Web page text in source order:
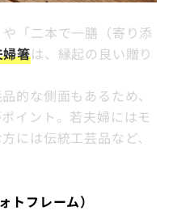
「二本で一膳（寄り添
婦箸は、縁起の良い贈り
的な側面もあるため、
イント。若夫婦にはモ
には伝統工芸品など、
トフレーム）